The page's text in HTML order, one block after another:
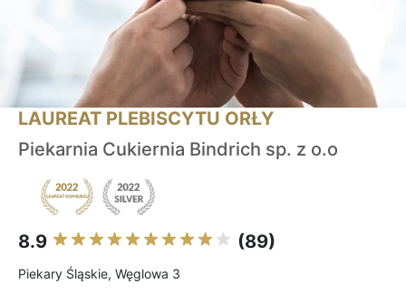
LAUREAT PLEBISCYTU ORŁY
Piekarnia Cukiernia Bindrich sp. z o.o
8.9 (89)
Piekary Śląskie, Węglowa 3